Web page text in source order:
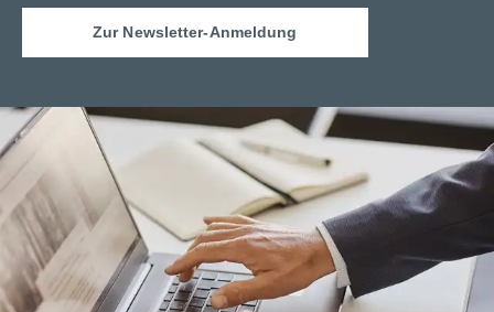
Zur Newsletter-Anmeldung